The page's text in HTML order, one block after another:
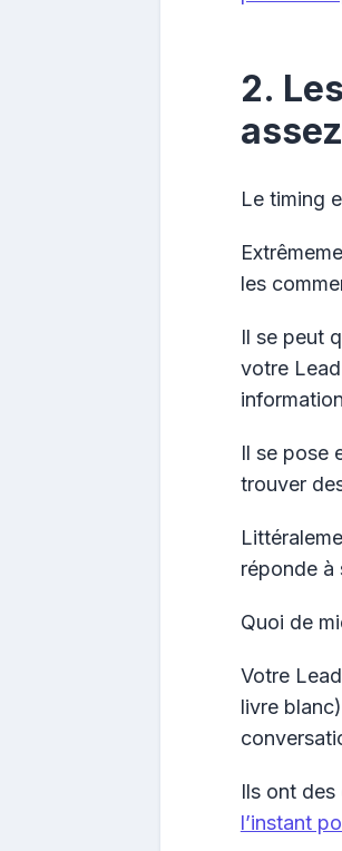
2.
Le timing
les
Il se peut
votre
Il se pose
trouver
réponde à
Quoi de
Votre
livre
Ils ont
l’instant